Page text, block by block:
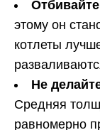
этому он
котлеты
Не
Средняя
равномерно